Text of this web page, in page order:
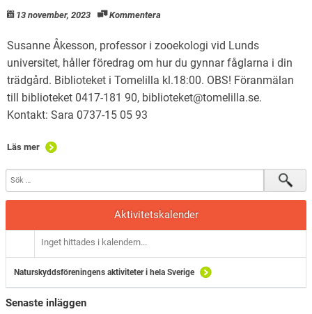
13 november, 2023 Kommentera
Susanne Åkesson, professor i zooekologi vid Lunds
universitet, håller föredrag om hur du gynnar fåglarna i din
trädgård. Biblioteket i Tomelilla kl.18:00. OBS! Föranmälan
till biblioteket 0417-181 90, biblioteket@tomelilla.se.
Kontakt: Sara 0737-15 05 93
Läs mer
Aktivitetskalender
Inget hittades i kalendern...
Naturskyddsföreningens aktiviteter i hela Sverige
Senaste inläggen